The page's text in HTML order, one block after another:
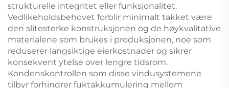
strukturelle integritet eller funksjonalitet.
Vedlikeholdsbehovet forblir minimalt takket være
den slitesterke konstruksjonen og de høykvalitative
materialene som brukes i produksjonen, noe som
reduserer langsiktige eierkostnader og sikrer
konsekvent ytelse over lengre tidsrom.
Kondenskontrollen som disse vindusystemene
tilbyr forhindrer fuktakkumulering mellom